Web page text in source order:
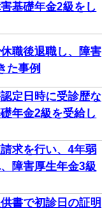
基礎年金2級をし
職後退職し、障害
た事例
定日時に受診歴な
年金2級を受給し
求を行い、4年弱
障害厚生年金3級
書で初診日の証明